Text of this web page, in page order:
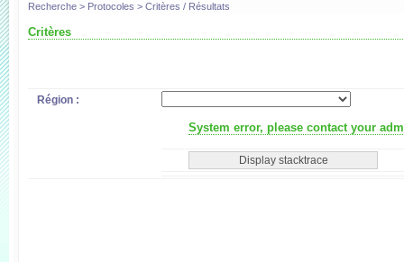
Recherche > Protocoles > Critères / Résultats
Critères
Région :
System error, please contact your